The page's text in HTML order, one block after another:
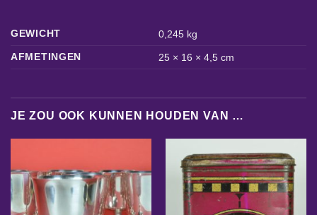
GEWICHT
0,245 kg
AFMETINGEN
25 × 16 × 4,5 cm
JE ZOU OOK KUNNEN HOUDEN VAN …